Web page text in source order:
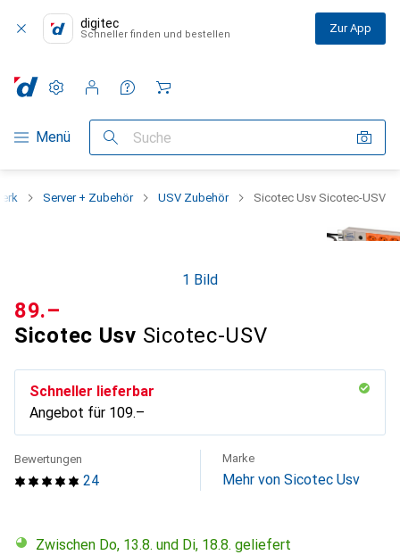
digitec
Schneller finden und bestellen Zur App
Navigation nach Kategorien
Menü Suche
Einstellungen
Kundenkonto
Vergleichslisten
Merklisten
Warenkorb
Server + Zubehör USV Zubehör Sicotec Usv Sicotec-USV
1 Bild
Sicotec Usv Sicotec-USV
CHF
89.–
Schneller lieferbar
Angebot für CHF
109.–
24
Bewertungen Marke
Mehr von Sicotec Usv
Zwischen Do, 13.8. und Di, 18.8. geliefert